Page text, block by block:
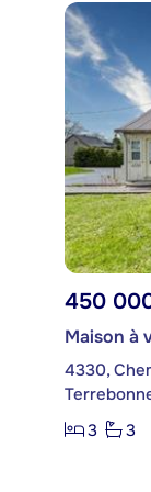
450
Maison à
4330,
3
3